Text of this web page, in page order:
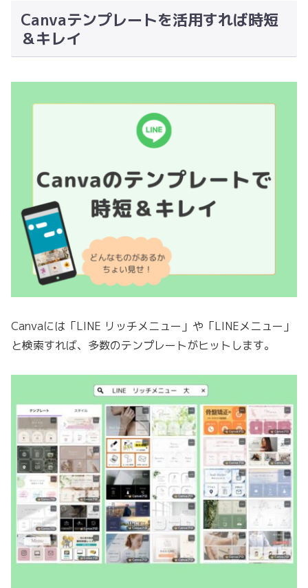
Canvaテンプレートを活用すれば時短
＆キレイ
Canvaには「LINE リッチメニュー」や「LINEメニュー」
と検索すれば、多数のテンプレートがヒットします。